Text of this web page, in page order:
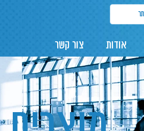
אודות צור קשר